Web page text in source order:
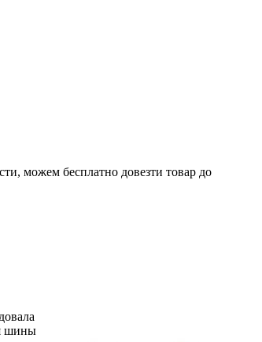
можем бесплатно довезти товар до
шины